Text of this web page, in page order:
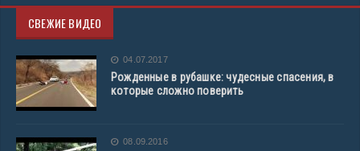
СВЕЖИЕ ВИДЕО
04.07.2017
Рожденные в рубашке: чудесные спасения, в
которые сложно поверить
08.09.2016